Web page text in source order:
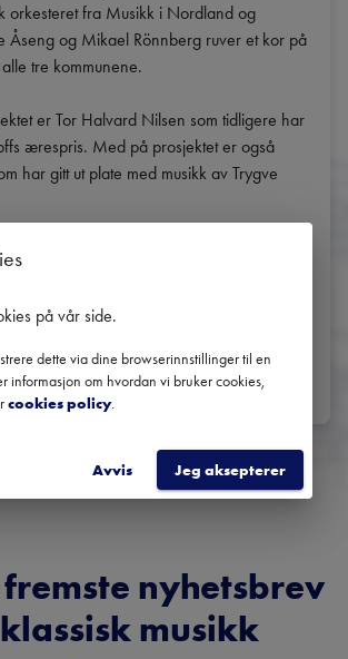
orkesteret fra Musikk i Nordland og
Åseng og Mikael Rönnberg ruver et kor på
tre kommunene.
er Tor Halvard Nilsen som tidligere har
ærespris. Med på prosjektet er også
har gitt ut plate med musikk av Trygve
gjør dette prosjektet i samarbeid med
Nord-Norge
nyhetsbrev
musikk
på vår side.
dette via dine browserinnstillinger til en
informasjon om hvordan vi bruker cookies,
cookies policy.
Avvis Jeg aksepterer